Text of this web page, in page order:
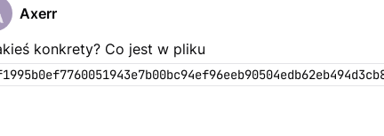
Axerr
konkrety? Co jest w pliku